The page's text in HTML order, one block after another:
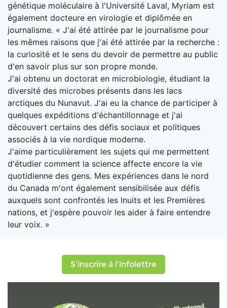
génétique moléculaire à l'Université Laval, Myriam est
également docteure en virologie et diplômée en
journalisme. « J'ai été attirée par le journalisme pour
les mêmes raisons que j'ai été attirée par la recherche :
la curiosité et le sens du devoir de permettre au public
d'en savoir plus sur son propre monde.
J'ai obtenu un doctorat en microbiologie, étudiant la
diversité des microbes présents dans les lacs
arctiques du Nunavut. J'ai eu la chance de participer à
quelques expéditions d'échantillonnage et j'ai
découvert certains des défis sociaux et politiques
associés à la vie nordique moderne.
J'aime particulièrement les sujets qui me permettent
d'étudier comment la science affecte encore la vie
quotidienne des gens. Mes expériences dans le nord
du Canada m'ont également sensibilisée aux défis
auxquels sont confrontés les Inuits et les Premières
nations, et j'espère pouvoir les aider à faire entendre
leur voix. »
S'inscrire à l'infolettre